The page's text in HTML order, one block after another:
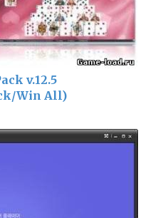
v.12.5
Win All)